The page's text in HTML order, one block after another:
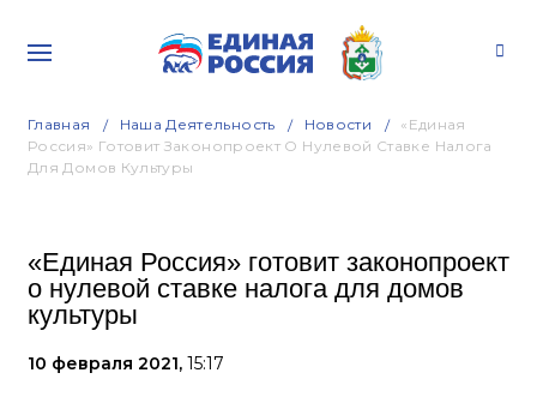
Главная Наша Деятельность Новости
«Единая
Россия» Готовит Законопроект О Нулевой Ставке Налога
Для Домов Культуры
«Единая Россия» готовит законопроект
о нулевой ставке налога для домов
культуры
10 февраля 2021, 15:17